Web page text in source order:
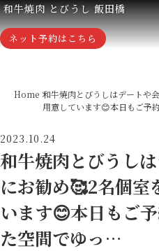
和牛焼肉 とびうし 飯田橋
ネット予約はこちら
Home 和牛焼肉とびうしはデートや
用意しています😊本日もご予
2023.10.24
和牛焼肉とびうし
にお勧め🥰2名個室
います😊本日もご
た空間でゆっ…